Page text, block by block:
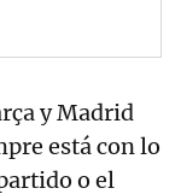
y Madrid
está con lo
o el